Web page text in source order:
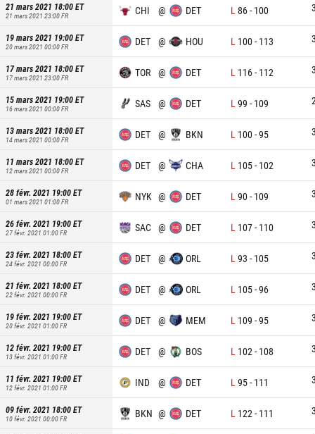
21 mars 2021 18:00ET
21 mars 2021 23:00FR CHI @ DET L 86- 100
19 mars 2021 19:00ET
20 mars 2021 00:00FR DET @ HOU L 100- 113
17 mars 2021 18:00ET
17 mars 2021 23:00FR TOR @ DET L 116- 112
15 mars 2021 19:00ET
16 mars 2021 00:00FR SAS @ DET L 99 - 109
13 mars 2021 18:00ET
14 mars 2021 00:00FR DET @ BKN L 100-95
11 mars 2021 18:00ET
12 mars 2021 00:00FR DET @ CHA L 105- 102
28 févr. 2021 19:00ET
01 mars 2021 01:00FR NYK @ DET L 90- 109
26 févr. 2021 19:00ET
27 févr. 2021 01:00FR SAC @ DET L 107- 110
23 févr. 2021 18:00ET
24 févr. 2021 00:00FR DET @ ORL L 93 - 105
21 févr. 2021 18:00ET
22 févr. 2021 00:00FR DET @ ORL L 105-96
19 févr. 2021 19:00ET
20 févr. 2021 01:00FR DET @ MEM L 109 -95
12 févr. 2021 19:00ET
13 févr. 2021 01:00FR DET @ BOS L 102 - 108
11 févr. 2021 19:00ET
12 févr. 2021 01:00FR IND @ DET L 95- 111
09 févr. 2021 18:00ET
10 févr. 2021 00:00FR BKN @ DET L 122 - 111